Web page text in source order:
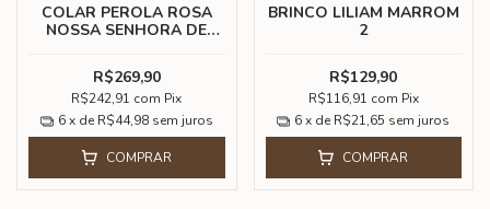
COLAR PEROLA ROSA
NOSSA SENHORA DE
R$269,90
R$242,91 com Pix
6 x de R$44,98 sem juros
COMPRAR
BRINCO LILIAM MARROM
2
R$129,90
R$116,91 com Pix
6 x de R$21,65 sem juros
COMPRAR